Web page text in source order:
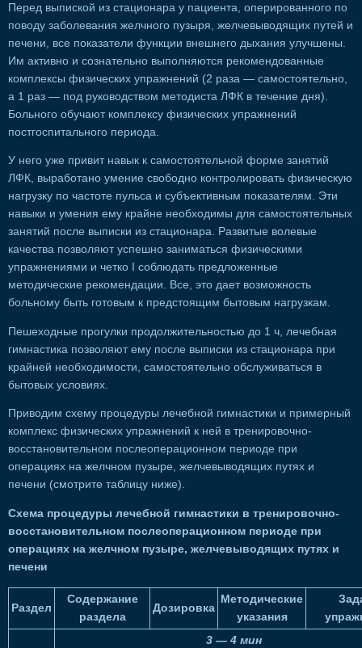
Перед выпиской из стационара у пациента, оперированного по
поводу заболевания желчного пузыря, желчевыводящих путей и
печени, все показатели функции внешнего дыхания улучшены.
Им активно и сознательно выполняются рекомендованные
комплексы физических упражнений (2 раза — самостоятельно,
а 1 раз — под руководством методиста ЛФК в течение дня).
Больного обучают комплексу физических упражнений
постгоспитального периода.
У него уже привит навык к самостоятельной форме занятий
ЛФК, выработано умение свободно контролировать физическую
нагрузку по частоте пульса и субъективным показателям. Эти
навыки и умения ему крайне необходимы для самостоятельных
занятий после выписки из стационара. Развитые волевые
качества позволяют успешно заниматься физическими
упражнениями и четко I соблюдать предложенные
методические рекомендации. Все, это дает возможность
больному быть готовым к предстоящим бытовым нагрузкам.
Пешеходные прогулки продолжительностью до 1 ч, лечебная
гимнастика позволяют ему после выписки из стационара при
крайней необходимости, самостоятельно обслуживаться в
бытовых условиях.
Приводим схему процедуры лечебной гимнастики и примерный
комплекс физических упражнений к ней в тренировочно-
восстановительном послеоперационном периоде при
операциях на желчном пузыре, желчевыводящих путях и
печени (смотрите таблицу ниже).
Схема процедуры лечебной гимнастики в тренировочно-
восстановительном послеоперационном периоде при
операциях на желчном пузыре, желчевыводящих путях и
печени
Раздел
Содержание
раздела
Дозировка
Методические
указания
3 — 4 мин